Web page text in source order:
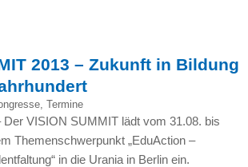
2013 – Zukunft in Bildung
, Termine
Der VISION SUMMIT lädt vom 31.08. bis
Themenschwerpunkt „EduAction –
in die Urania in Berlin ein.